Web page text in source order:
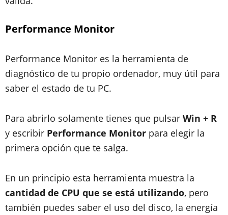
Performance Monitor
Performance Monitor es la herramienta de
diagnóstico de tu propio ordenador, muy útil para
saber el estado de tu PC.
Para abrirlo solamente tienes que pulsar Win + R
y escribir Performance Monitor para elegir la
primera opción que te salga.
En un principio esta herramienta muestra la
cantidad de CPU que se está utilizando, pero
también puedes saber el uso del disco, la energía